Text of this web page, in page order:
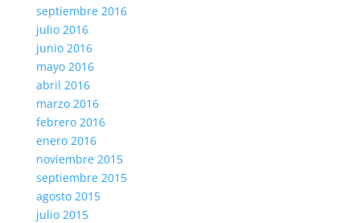
septiembre 2016
julio 2016
junio 2016
mayo 2016
abril 2016
marzo 2016
febrero 2016
enero 2016
noviembre 2015
septiembre 2015
agosto 2015
julio 2015